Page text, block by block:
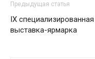
Предыдущая статья
IX специализированная
выставка-ярмарка